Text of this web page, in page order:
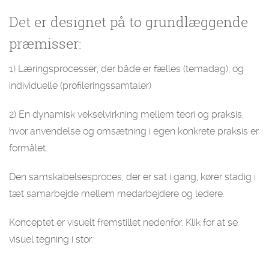
Det er designet på to grundlæggende
præmisser:
1) Læringsprocesser, der både er fælles (temadag), og
individuelle (profileringssamtaler)
2) En dynamisk vekselvirkning mellem teori og praksis,
hvor anvendelse og omsætning i egen konkrete praksis er
formålet.
Den samskabelsesproces, der er sat i gang, kører stadig i
tæt samarbejde mellem medarbejdere og ledere.
Konceptet er visuelt fremstillet nedenfor. Klik for at se
visuel tegning i stor.